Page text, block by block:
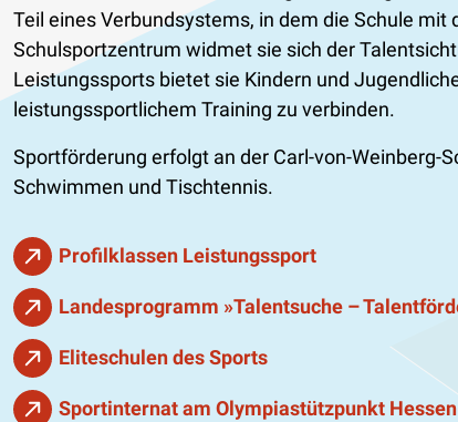
Teil eines Verbundsystems, in dem die Schule
Schulsportzentrum widmet sie sich der
Leistungssports bietet sie Kindern und
leistungssportlichem Training zu verbinden.
Sportförderung erfolgt an der Carl-von-Weinberg-
Schwimmen und Tischtennis.
Profilklassen Leistungssport
Landesprogramm »Talentsuche –
Eliteschulen des Sports
Sportinternat am Olympiastützpunkt Hessen